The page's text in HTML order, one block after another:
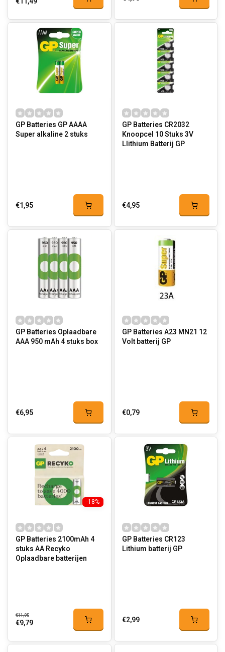
GP Batteries GP AAAA
Super alkaline 2 stuks
€1,95
GP Batteries CR2032
Knoopcel 10 Stuks 3V
LIithium Batterij GP
€4,95
GP Batteries Oplaadbare
AAA 950 mAh 4 stuks box
€6,95
GP Batteries A23 MN21 12
Volt batterij GP
€0,79
-18%
GP Batteries 2100mAh 4
stuks AA Recyko
Oplaadbare batterijen
€11,95
€9,79
GP Batteries CR123
Lithium batterij GP
€2,99